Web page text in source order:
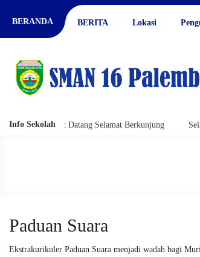
BERANDA BERITA Lokasi
Info Sekolah
Selamat Datang Selamat Berkunjung
Paduan Suara
Ekstrakurikuler Paduan Suara menjadi wadah bagi